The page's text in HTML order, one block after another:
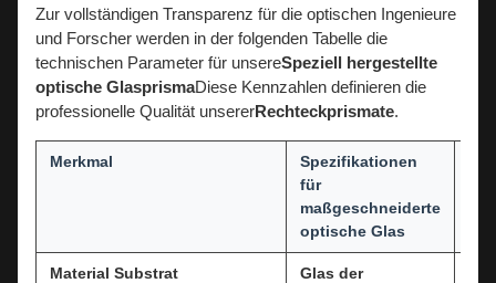
Zur vollständigen Transparenz für die optischen Ingenieure
und Forscher werden in der folgenden Tabelle die
technischen Parameter für unsereSpeziell hergestellte
optische GlasprismaDiese Kennzahlen definieren die
professionelle Qualität unsererRechteckprismate.
Merkmal
Spezifikationen
für
maßgeschneiderte
optische Glas
Material Substrat
Glas der